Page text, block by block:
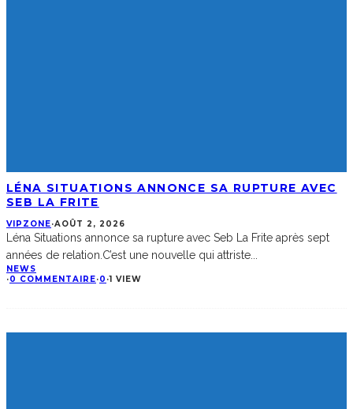
LÉNA SITUATIONS ANNONCE SA RUPTURE AVEC
SEB LA FRITE
VIPZONE·AOÛT 2, 2026
Léna Situations annonce sa rupture avec Seb La Frite après sept
années de relation.C’est une nouvelle qui attriste
NEWS
·0 COMMENTAIRE·0 ·1 VIEW